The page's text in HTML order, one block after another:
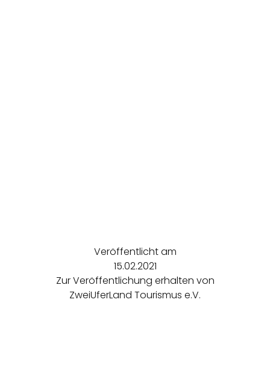
Veröffentlicht am
15.02.2021
Zur Veröffentlichung erhalten von
ZweiUferLand Tourismus e.V.